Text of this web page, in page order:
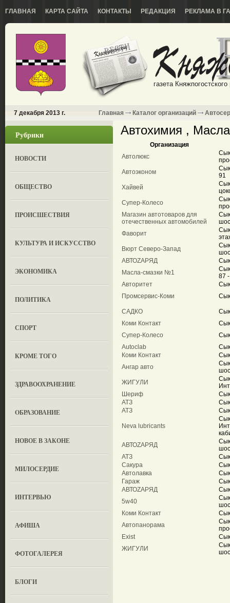
ГЛАВНАЯ КАРТА САЙТА КОНТАКТЫ РЕДАКЦИЯ РЕКЛАМА В
газета
7 декабря 2013 г. Главная Каталог организаций
Рубрики
НОВОСТИ
ОБЩЕСТВО
ПРОИСШЕСТВИЯ
КУЛЬТУРА И ИСКУССТВО
ЭКОНОМИКА
ПОЛИТИКА
СПОРТ
КРОМЕ ТОГО
ЗДРАВООХРАНЕНИЕ
OБРАЗОВАНИЕ
НОВОЕ В ЗАКОНЕ
МИЛОСЕРДИЕ
ИНТЕРВЬЮ
АФИША
ФОТОГАЛЕРЕЯ
БЛОГИ
Автохимия , Масла
Организация
Автолюкс
Автоэконом
91
Хайвей
Супер-Колесо
Магазин автотоваров для
отечественных автомобилей
Фаворит
Вюрт Северо-Запад
АВТОZАРЯД
Масла-смазки №1
87
Авторитет
Промсервис-Коми
САДКО
Коми Контакт
Супер-Колесо
Autoclab
Коми Контакт
Ангар авто
ЖИГУЛИ
Шериф
АТЗ
АТЗ
Neva lubricants
АВТОZАРЯД
АТЗ
Сакура
Автолавка
Гараж
АВТОZАРЯД
5w40
Коми Контакт
Автопанорама
Exist
ЖИГУЛИ